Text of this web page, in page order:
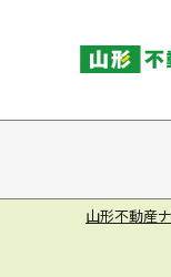
山形不動産